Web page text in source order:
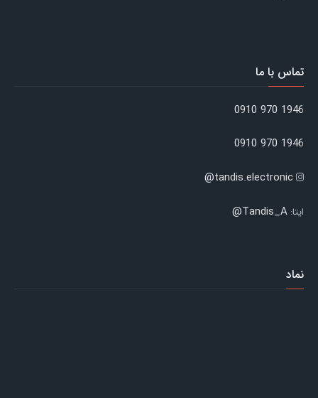
تماس با ما
1946 970 0910
1946 970 0910
tandis.electronic@
ایتا: Tandis_A@
نماد